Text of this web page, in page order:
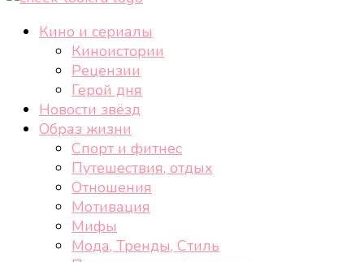
cheek-look.ru
Женский сайт о звездах и кино, а также трендах,
здоровом образе жизни, спорте, стиле, отдыхе и
Кино и сериалы
Киноистории
Рецензии
Герой дня
Новости звёзд
Образ жизни
Спорт и фитнес
Путешествия, отдых
Отношения
Мотивация
Мифы
Мода, Тренды, Стиль